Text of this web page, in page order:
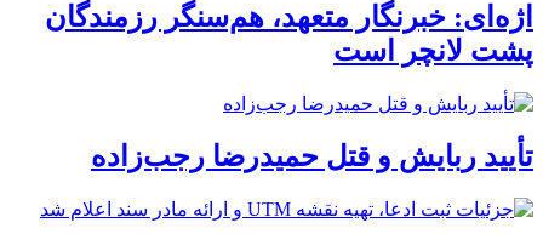
اژه‌ای: خبرنگار متعهد، هم‌سنگر رزمندگان
پشت لانچر است
تأیید ربایش و قتل حمیدرضا رجب‌زاده